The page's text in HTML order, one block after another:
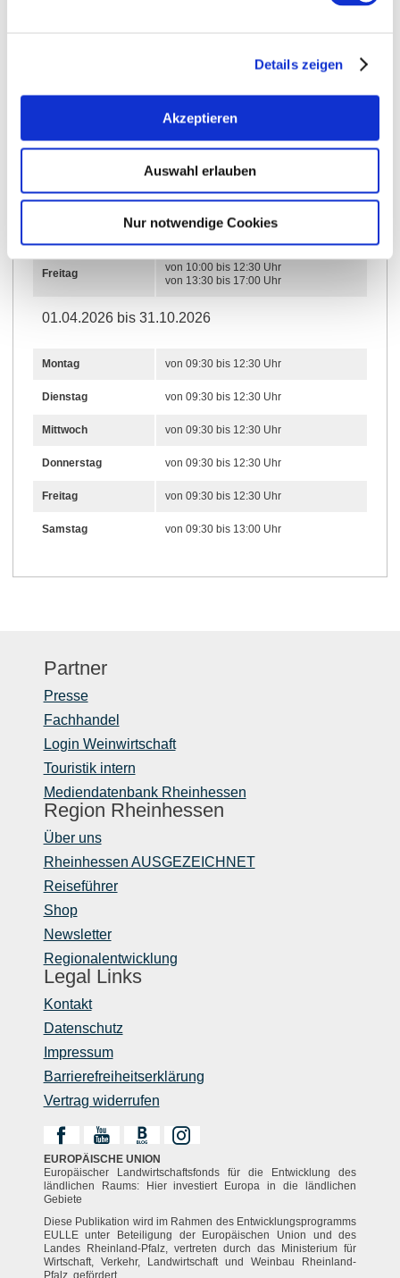
Details zeigen
Akzeptieren
Auswahl erlauben
Nur notwendige Cookies
von 13:30 bis 17:00 Uhr
von 10:00 bis 12:30 Uhr
von 13:30 bis 17:00 Uhr
von 10:00 bis 12:30 Uhr
von 10:00 bis 12:30 Uhr
von 13:30 bis 17:00 Uhr
Freitag
von 10:00 bis 12:30 Uhr
von 13:30 bis 17:00 Uhr
01.04.2026 bis 31.10.2026
Montag von 09:30 bis 12:30 Uhr
Dienstag von 09:30 bis 12:30 Uhr
Mittwoch von 09:30 bis 12:30 Uhr
Donnerstag von 09:30 bis 12:30 Uhr
Freitag von 09:30 bis 12:30 Uhr
Samstag von 09:30 bis 13:00 Uhr
Partner
Presse
Fachhandel
Login Weinwirtschaft
Touristik intern
Mediendatenbank Rheinhessen
Region Rheinhessen
Über uns
Rheinhessen AUSGEZEICHNET
Reiseführer
Shop
Newsletter
Regionalentwicklung
Legal Links
Kontakt
Datenschutz
Impressum
Barrierefreiheitserklärung
Vertrag widerrufen
EUROPÄISCHE UNION
Europäischer Landwirtschaftsfonds für die Entwicklung des
ländlichen Raums: Hier investiert Europa in die ländlichen
Gebiete
Diese Publikation wird im Rahmen des Entwicklungsprogramms
EULLE unter Beteiligung der Europäischen Union und des
Landes Rheinland-Pfalz, vertreten durch das Ministerium für
Wirtschaft, Verkehr, Landwirtschaft und Weinbau Rheinland-
Pfalz, gefördert